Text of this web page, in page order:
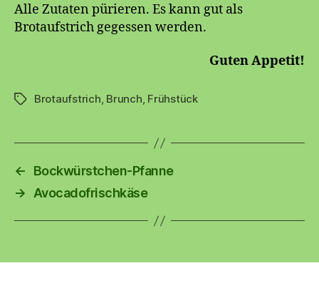
Alle Zutaten pürieren. Es kann gut als
Brotaufstrich gegessen werden.
Guten Appetit!
Schlagwörter
Brotaufstrich, Brunch, Frühstück
←
Bockwürstchen-Pfanne
→
Avocadofrischkäse